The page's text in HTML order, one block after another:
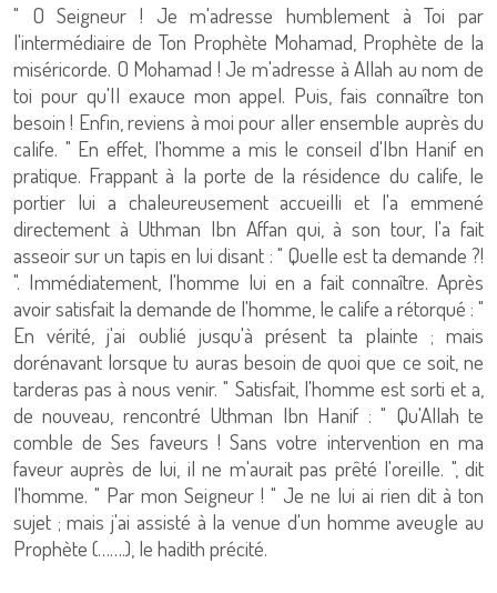
" O Seigneur ! Je m'adresse humblement à Toi par
l'intermédiaire de Ton Prophète Mohamad, Prophète de la
miséricorde. O Mohamad ! Je m'adresse à Allah au nom de
toi pour qu'Il exauce mon appel. Puis, fais connaître ton
besoin ! Enfin, reviens à moi pour aller ensemble auprès du
calife. " En effet, l'homme a mis le conseil d'Ibn Hanif en
pratique. Frappant à la porte de la résidence du calife, le
portier lui a chaleureusement accueilli et l'a emmené
directement à Uthman Ibn Affan qui, à son tour, l'a fait
asseoir sur un tapis en lui disant : " Quelle est ta demande ?!
". Immédiatement, l'homme lui en a fait connaître. Après
avoir satisfait la demande de l'homme, le calife a rétorqué : "
En vérité, j'ai oublié jusqu'à présent ta plainte ; mais
dorénavant lorsque tu auras besoin de quoi que ce soit, ne
tarderas pas à nous venir. " Satisfait, l'homme est sorti et a,
de nouveau, rencontré Uthman Ibn Hanif : " Qu'Allah te
comble de Ses faveurs ! Sans votre intervention en ma
faveur auprès de lui, il ne m'aurait pas prêté l'oreille. ", dit
l'homme. " Par mon Seigneur ! " Je ne lui ai rien dit à ton
sujet ; mais j'ai assisté à la venue d'un homme aveugle au
Prophète (…….), le hadith précité.